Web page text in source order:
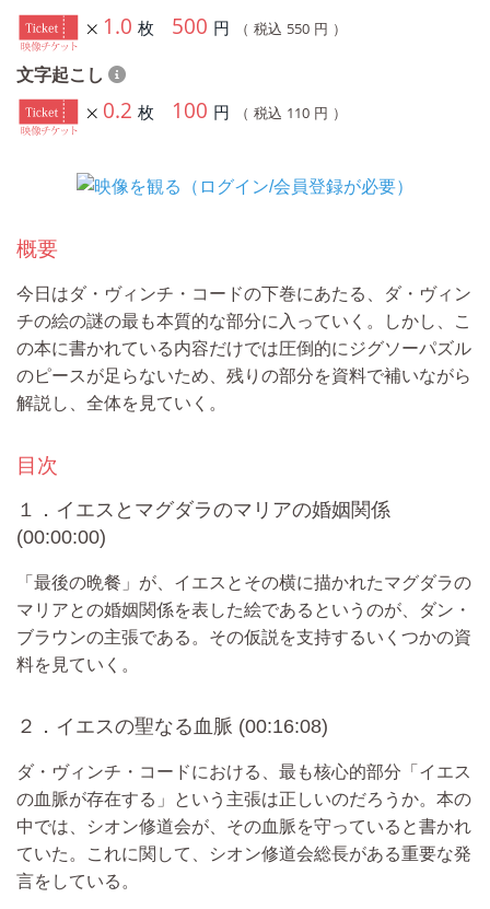
1.0 枚 500 円 （ 税込 550 円 ）
文字起こし
0.2 枚 100 円 （ 税込 110 円 ）
概要
今日はダ・ヴィンチ・コードの下巻にあたる、ダ・ヴィン
チの絵の謎の最も本質的な部分に入っていく。しかし、こ
の本に書かれている内容だけでは圧倒的にジグソーパズル
のピースが足らないため、残りの部分を資料で補いながら
解説し、全体を見ていく。
目次
１．イエスとマグダラのマリアの婚姻関係
(00:00:00)
「最後の晩餐」が、イエスとその横に描かれたマグダラの
マリアとの婚姻関係を表した絵であるというのが、ダン・
ブラウンの主張である。その仮説を支持するいくつかの資
料を見ていく。
２．イエスの聖なる血脈 (00:16:08)
ダ・ヴィンチ・コードにおける、最も核心的部分「イエス
の血脈が存在する」という主張は正しいのだろうか。本の
中では、シオン修道会が、その血脈を守っていると書かれ
ていた。これに関して、シオン修道会総長がある重要な発
言をしている。